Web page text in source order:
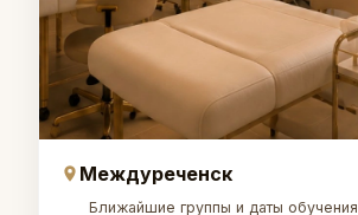
Междуреченск
Ближайшие группы и даты обучения